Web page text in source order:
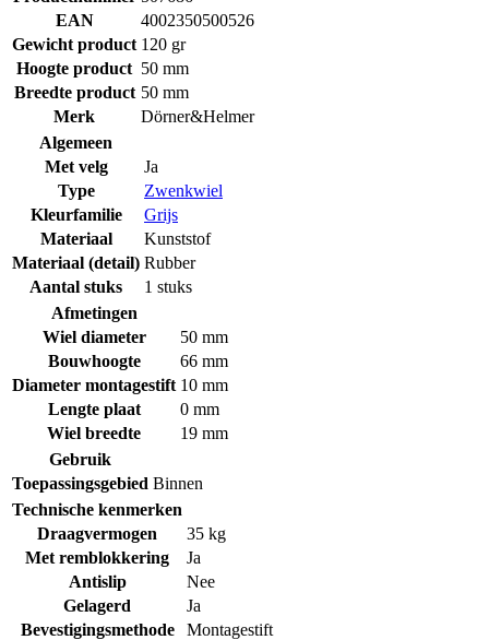
EAN
4002350500526
Gewicht product 120 gr
Hoogte product 50 mm
Breedte product 50 mm
Merk
Dörner&Helmer
Algemeen
Met velg
Ja
Type
Zwenkwiel
Kleurfamilie
Grijs
Materiaal
Kunststof
Materiaal (detail) Rubber
Aantal stuks
1 stuks
Afmetingen
Wiel diameter
50 mm
Bouwhoogte
66 mm
Diameter montagestift 10 mm
Lengte plaat
0 mm
Wiel breedte
19 mm
Gebruik
Toepassingsgebied Binnen
Technische kenmerken
Draagvermogen
35 kg
Met remblokkering
Ja
Antislip
Nee
Gelagerd
Ja
Bevestigingsmethode
Montagestift